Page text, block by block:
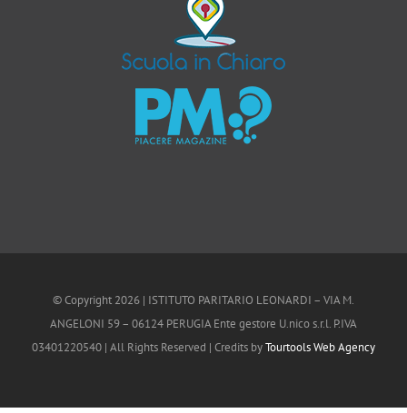
© Copyright 2026 | ISTITUTO PARITARIO LEONARDI – VIA M.
ANGELONI 59 – 06124 PERUGIA Ente gestore U.nico s.r.l. P.IVA
03401220540 | All Rights Reserved | Credits byTourtools Web Agency